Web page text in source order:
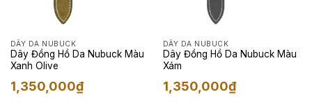
DÂY DA NUBUCK
Dây Đồng Hồ Da Nubuck Màu
Xanh Olive
1,350,000₫
DÂY DA NUBUCK
Dây Đồng Hồ Da Nubuck Màu
Xám
1,350,000₫